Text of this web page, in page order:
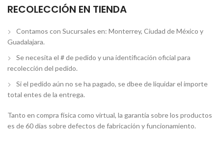
RECOLECCIÓN EN TIENDA
Contamos con Sucursales en: Monterrey, Ciudad de México y
Guadalajara.
Se necesita el # de pedido y una identificación oficial para
recolección del pedido.
Si el pedido aún no se ha pagado, se dbee de liquidar el importe
total entes de la entrega.
Tanto en compra física como virtual, la garantía sobre los productos
es de 60 días sobre defectos de fabricación y funcionamiento.